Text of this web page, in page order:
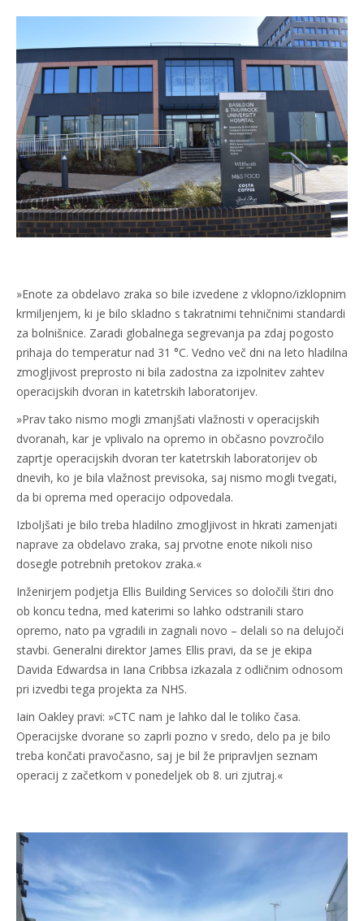
»Enote za obdelavo zraka so bile izvedene z vklopno/izklopnim
krmiljenjem, ki je bilo skladno s takratnimi tehničnimi standardi
za bolnišnice. Zaradi globalnega segrevanja pa zdaj pogosto
prihaja do temperatur nad 31 °C. Vedno več dni na leto hladilna
zmogljivost preprosto ni bila zadostna za izpolnitev zahtev
operacijskih dvoran in katetrskih laboratorijev.
»Prav tako nismo mogli zmanjšati vlažnosti v operacijskih
dvoranah, kar je vplivalo na opremo in občasno povzročilo
zaprtje operacijskih dvoran ter katetrskih laboratorijev ob
dnevih, ko je bila vlažnost previsoka, saj nismo mogli tvegati,
da bi oprema med operacijo odpovedala.
Izboljšati je bilo treba hladilno zmogljivost in hkrati zamenjati
naprave za obdelavo zraka, saj prvotne enote nikoli niso
dosegle potrebnih pretokov zraka.«
Inženirjem podjetja Ellis Building Services so določili štiri dno
ob koncu tedna, med katerimi so lahko odstranili staro
opremo, nato pa vgradili in zagnali novo – delali so na delujoči
stavbi. Generalni direktor James Ellis pravi, da se je ekipa
Davida Edwardsa in Iana Cribbsa izkazala z odličnim odnosom
pri izvedbi tega projekta za NHS.
Iain Oakley pravi: »CTC nam je lahko dal le toliko časa.
Operacijske dvorane so zaprli pozno v sredo, delo pa je bilo
treba končati pravočasno, saj je bil že pripravljen seznam
operacij z začetkom v ponedeljek ob 8. uri zjutraj.«